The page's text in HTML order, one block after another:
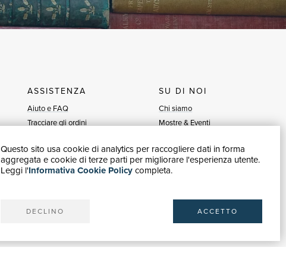
Questo sito usa cookie di analytics per raccogliere dati in forma
aggregata e cookie di terze parti per migliorare l'esperienza utente.
Leggi l'Informativa Cookie Policycompleta.
DECLINO ACCETTO
ASSISTENZA
Aiuto e FAQ
Tracciare gli ordini
Fatturazione
Carta del Docente / 18App
SU DI NOI
Chi siamo
Mostre & Eventi
Blog
Vendi con noi